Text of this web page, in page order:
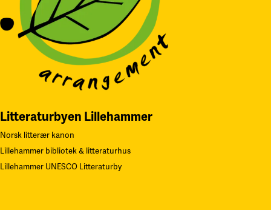
Litteraturbyen Lillehammer
Norsk litterær kanon
Lillehammer bibliotek & litteraturhus
Lillehammer UNESCO Litteraturby